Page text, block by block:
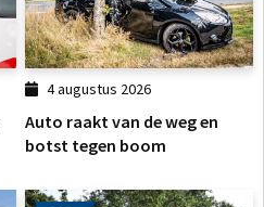
4 augustus 2026
Auto raakt van de weg en
botst tegen boom